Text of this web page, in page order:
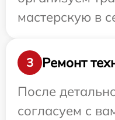
мастерскую в
3
Ремонт
После
согласуем с